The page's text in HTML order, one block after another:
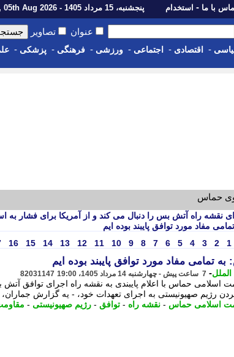
با ما - استخدام پنجشنبه، 15 مرداد 1405 - Wed, 05th Aug 2026
عنوان تصاویر
- اقتصادی - اجتماعی - ورزشی - فرهنگی - پزشکی -
حماس
نقشه راه آتش بس را دنبال می کند و از آمریکا برای فشار به
مفاد مورد توافق پایبند بوده ایم
1
2
3
4
5
6
7
8
9
10
11
12
13
14
15
16
تمامی مفاد مورد توافق پایبند بوده ایم
الملل- 7 ساعت پیش - چهارشنبه 14 مرداد 1405، 19:00 82031147
اسلامی حماس با اعلام پایبندی به نقشه راه اجرای توافق
رژیم صهیونیستی به اجرای تعهدات خود، - یه گزارش جماران،
اسلامی حماس - نقشه راه - توافق - رژیم صهیونیستی -